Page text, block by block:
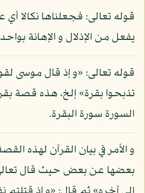
قوله تعالى: فجعلناها نكالا أي
يفعل من الإذلال و الإهانة
قوله تعالى: «و إذ قال موسى
تذبحوا بقرة» إلخ، هذه قصة
السورة سورة البقرة.
و الأمر في بيان القرآن لهذه
بعضها عن بعض حيث قال